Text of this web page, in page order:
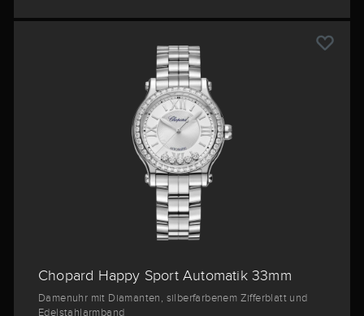
Chopard Happy Sport Automatik 33mm
Damenuhr mit Diamanten, silberfarbenem Zifferblatt und
Edelstahlarmband